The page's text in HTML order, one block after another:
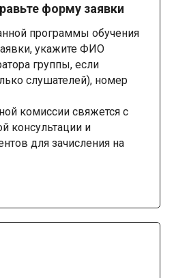
форму заявки
программы обучения
укажите ФИО
группы, если
слушателей), номер
комиссии свяжется с
консультации и
для зачисления на